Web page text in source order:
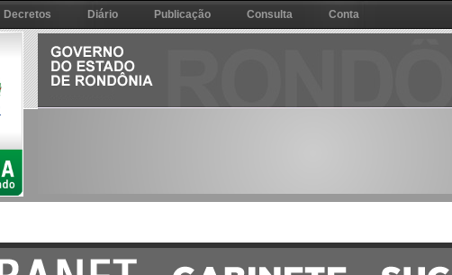
Decretos Diário Publicação Consulta Conta